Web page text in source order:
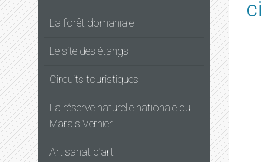
La forêt domaniale
Le site des étangs
Circuits touristiques
La réserve naturelle nationale du
Marais Vernier
Artisanat d’art